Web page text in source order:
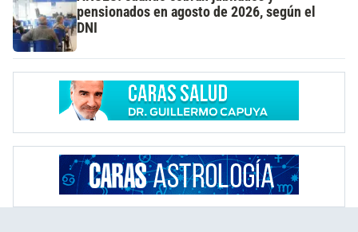
pensionados en agosto de 2026, según el
DNI